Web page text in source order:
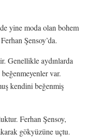
yine moda olan bohem
Şensoy’da.
Genellikle aydınlarda
var.
kendini beğenmiş
Ferhan Şensoy,
gökyüzüne uçtu.